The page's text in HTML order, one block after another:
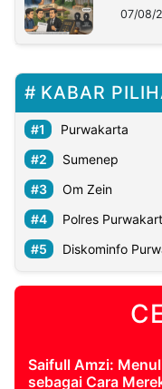
07/08/
KABAR
Purwakarta
Sumenep
Om Zein
Polres
Diskominfo
Saifull Amzi:
sebagai Cara